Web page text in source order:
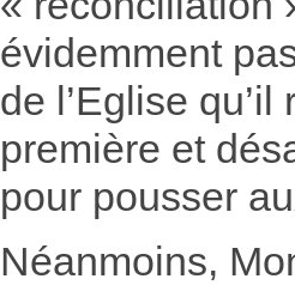
évidemment
de l’Eglise
première et
pour pousser
Néanmoins,